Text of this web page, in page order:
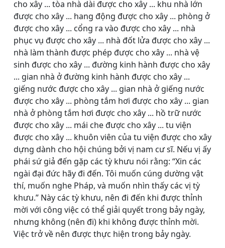
cho xây ... tòa nhà dài được cho xây ... khu nhà lớn
được cho xây ... hang động được cho xây ... phòng ở
được cho xây ... cổng ra vào được cho xây ... nhà
phục vụ được cho xây ... nhà đốt lửa được cho xây ...
nhà làm thành được phép được cho xây ... nhà vệ
sinh được cho xây ... đường kinh hành được cho xây
... gian nhà ở đường kinh hành được cho xây ...
giếng nước được cho xây ... gian nhà ở giếng nước
được cho xây ... phòng tắm hơi được cho xây ... gian
nhà ở phòng tắm hơi được cho xây ... hồ trữ nước
được cho xây ... mái che được cho xây ... tu viện
được cho xây ... khuôn viên của tu viện được cho xây
dựng dành cho hội chúng bởi vị nam cư sĩ. Nếu vị ấy
phái sứ giả đến gặp các tỳ khưu nói rằng: “Xin các
ngài đại đức hãy đi đến. Tôi muốn cúng dường vật
thí, muốn nghe Pháp, và muốn nhìn thấy các vị tỳ
khưu.” Này các tỳ khưu, nên đi đến khi được thỉnh
mời với công việc có thể giải quyết trong bảy ngày,
nhưng không (nên đi) khi không được thỉnh mời.
Việc trở về nên được thực hiện trong bảy ngày.